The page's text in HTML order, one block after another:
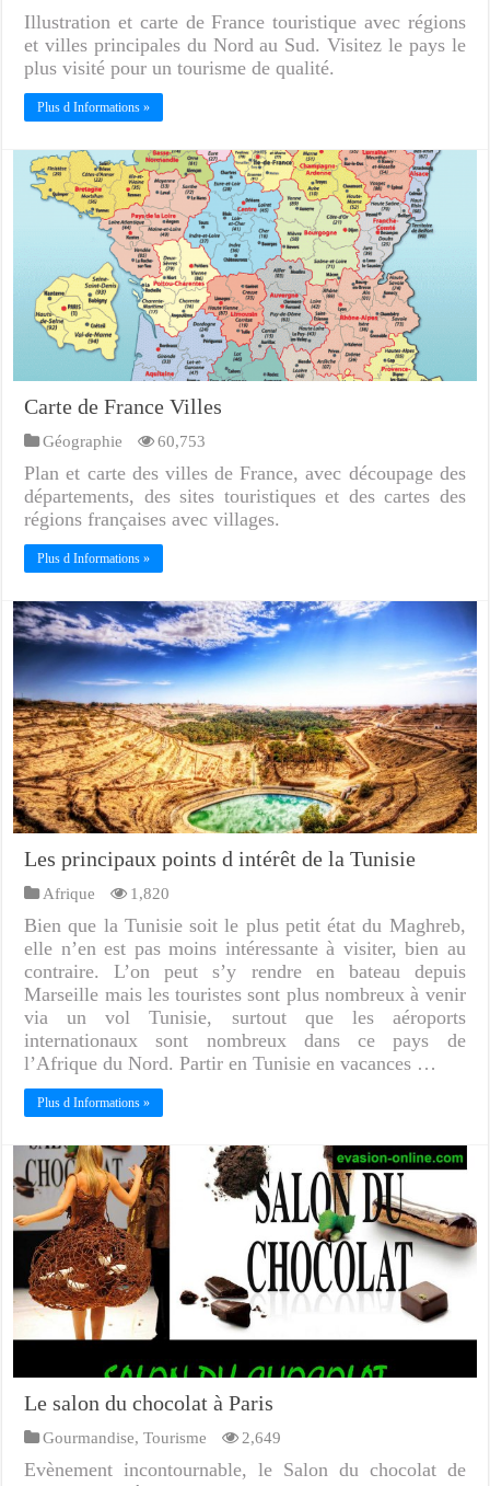
Illustration et carte de France touristique avec régions
et villes principales du Nord au Sud. Visitez le pays le
plus visité pour un tourisme de qualité.
Plus d Informations »
Carte de France Villes
Géographie 60,753
Plan et carte des villes de France, avec découpage des
départements, des sites touristiques et des cartes des
régions françaises avec villages.
Plus d Informations »
Les principaux points d intérêt de la Tunisie
Afrique 1,820
Bien que la Tunisie soit le plus petit état du Maghreb,
elle n’en est pas moins intéressante à visiter, bien au
contraire. L’on peut s’y rendre en bateau depuis
Marseille mais les touristes sont plus nombreux à venir
via un vol Tunisie, surtout que les aéroports
internationaux sont nombreux dans ce pays de
l’Afrique du Nord. Partir en Tunisie en vacances …
Plus d Informations »
Le salon du chocolat à Paris
Gourmandise,Tourisme 2,649
Evènement incontournable, le Salon du chocolat de